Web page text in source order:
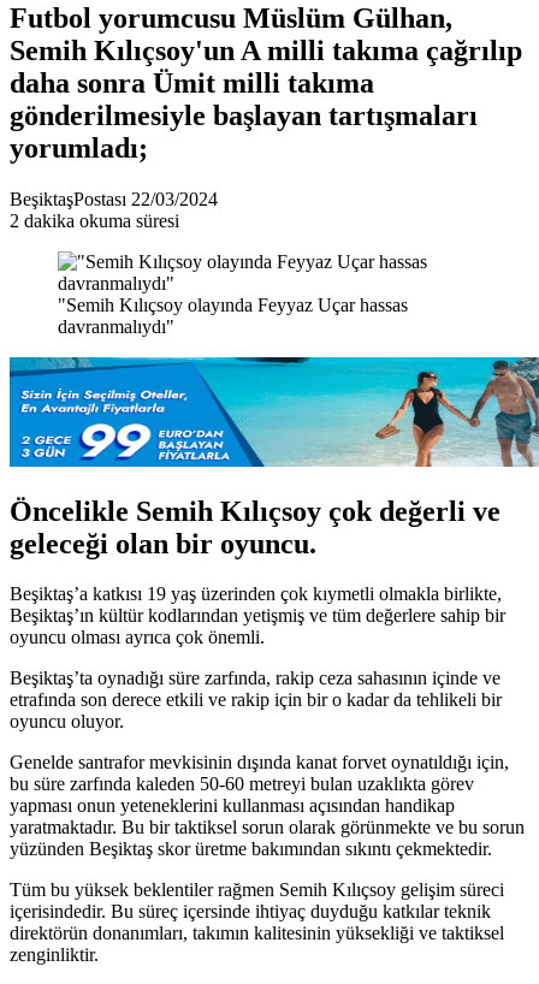
Futbol yorumcusu Müslüm Gülhan,
Semih Kılıçsoy'un A milli takıma çağrılıp
daha sonra Ümit milli takıma
gönderilmesiyle başlayan tartışmaları
yorumladı;
BeşiktaşPostası Bir
e-
göndermek
22/03/2024
2 dakika okuma süresi
"Semih Kılıçsoy olayında Feyyaz Uçar hassas
davranmalıydı"
Öncelikle Semih Kılıçsoy çok değerli ve
geleceği olan bir oyuncu.
Beşiktaş’a katkısı 19 yaş üzerinden çok kıymetli olmakla birlikte,
Beşiktaş’ın kültür kodlarından yetişmiş ve tüm değerlere sahip bir
oyuncu olması ayrıca çok önemli.
Beşiktaş’ta oynadığı süre zarfında, rakip ceza sahasının içinde ve
etrafında son derece etkili ve rakip için bir o kadar da tehlikeli bir
oyuncu oluyor.
Genelde santrafor mevkisinin dışında kanat forvet oynatıldığı için,
bu süre zarfında kaleden 50-60 metreyi bulan uzaklıkta görev
yapması onun yeteneklerini kullanması açısından handikap
yaratmaktadır. Bu bir taktiksel sorun olarak görünmekte ve bu sorun
yüzünden Beşiktaş skor üretme bakımından sıkıntı çekmektedir.
Tüm bu yüksek beklentiler rağmen Semih Kılıçsoy gelişim süreci
içerisindedir. Bu süreç içersinde ihtiyaç duyduğu katkılar teknik
direktörün donanımları, takımın kalitesinin yüksekliği ve taktiksel
zenginliktir.